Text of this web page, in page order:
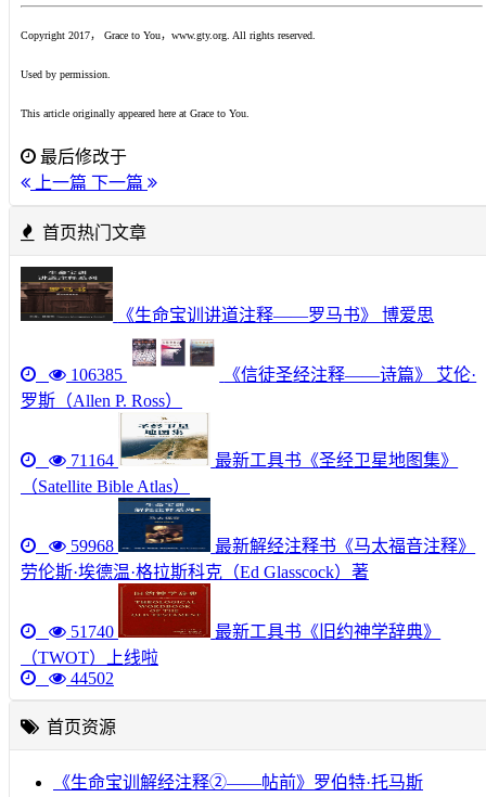
Copyright 2017， Grace to You， www.gty.org. All rights reserved.
Used by permission.
This article originally appeared here at Grace to You.
最后修改于
上一篇 下一篇
首页热门文章
《生命宝训讲道注释——罗马书》 博爱思
106385
《信徒圣经注释——诗篇》 艾伦·
罗斯（Allen P. Ross）
71164
最新工具书《圣经卫星地图集》
（Satellite Bible Atlas）
59968
最新解经注释书《马太福音注释》
劳伦斯·埃德温·格拉斯科克（Ed Glasscock）著
51740
最新工具书《旧约神学辞典》
（TWOT）上线啦
44502
首页资源
《生命宝训解经注释②——帖前》罗伯特·托马斯